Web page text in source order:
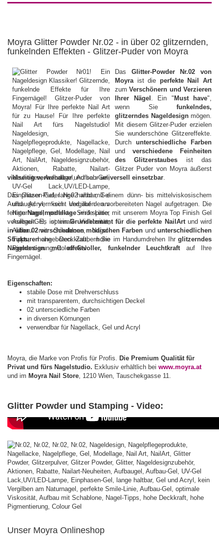
Moyra Glitter Powder Nr.02 - in über 02 glitzernden,
funkelnden Effekten - Glitzer-Puder von Moyra
Das Glitter-Powder Nr.02 von
Moyra ist die perfekte Nail Art
zumVerschönern und Verzieren
Ihrer Nägel . Ein "Must have",
wenn Sie funkelndes,
glitzerndes Nageldesignmögen.
Mit diesem Glitzer-Puder erzielen
Sie wunderschöne Glitzereffekte.
Durch unterschiedliche Farben
und verschiedene Feinheiten
des Glitzerstaubes ist das
Glitzer Puder von Moyra äußerst
vielseitig verwendbar und sehruniversell einsetzbar
Das Glitzer Puder Nr.02 wird mit einem dünn- bis mittelviskosischem
Aufbaugel vermischt und auf den vorbereiteten Nagel aufgetragen. Die
fertigeNagelmodellagewird später mit unserem Moyra Top Finish Gel
versiegelt. Es ist einGrundelement für die perfekte NailArtund wird
in über 02 verschiedenen modischen Farben undunterschiedlichen
Strukturenangeboten. Zaubern Sie im Handumdrehen Ihr glitzerndes
Nageldesign mit effektvoller, funkelnder Leuchtkraft auf Ihre
Fingernägel.
Eigenschaften:
stabile Dose mit Drehverschluss
mit transparentem, durchsichtigen Deckel
02 untersciedliche Farben
in diversen Körnungen
verwendbar für Nagellack, Gel und Acryl
Moyra, die Marke von Profis für Profis. Die Premium Qualität für
Privat und fürs Nagelstudio. Exklusiv erhältlich bei www.moyra.at
und im Moyra Nail Store , 1210 Wien, Tauschekgasse 11.
Glitter Powder und Stamping - Video:
Unser Moyra Onlineshop